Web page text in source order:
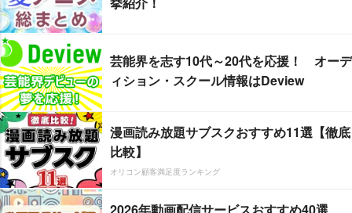
芸能界を志す10代～20代を応援！ オーデ
ィション・スクール情報はDeview
漫画読み放題サブスクおすすめ11選【徹底
比較】
オリコン顧客満足度ランキング
2026年動画配信サービスおすすめ40選